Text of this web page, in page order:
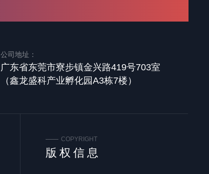
公司地址：
广东省东莞市寮步镇金兴路419号703室
（鑫龙盛科产业孵化园A3栋7楼）
COPYRIGHT
版权信息